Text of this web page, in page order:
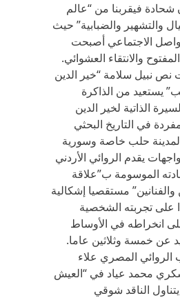
شحادة فيقربنا من “عالم
والتشهير والضبابية” حيث
الاجتماعي أصبحت
والانتقاء العشوائي.
نص نبيل سلامة “خير الدين
يستعيد من الذاكرة
الذاتية لخير الدين
في التاريخ البحثي
لمدينة حلب خاصة وسورية
يقدم الروائي الأردني
الموسومة ب”علاقة
والفنانين” مستقصيا إشكالية
على تجربته الشخصية
انخراطه في الأوساط
عن خمسة وثلاثين عاما.
المصري علاء
محمد عياد في “العيش
الناقد شوقي